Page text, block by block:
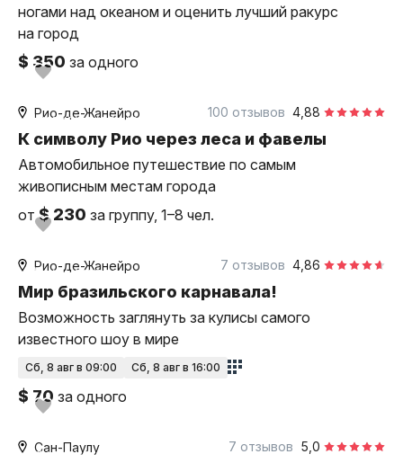
ногами над океаном и оценить лучший ракурс
на город
$ 350 за одного
индивидуальная
Рио-де-Жанейро 4,88
100 отзывов
К символу Рио через леса и фавелы
Автомобильное путешествие по самым
живописным местам города
от$ 230 за группу, 1–8 чел.
Мини-группа
Рио-де-Жанейро 4,86
7 отзывов
Мир бразильского карнавала!
Возможность заглянуть за кулисы самого
известного шоу в мире
сб, 8 авг в 09:00 сб, 8 авг в 16:00
$ 70 за одного
индивидуальная
Сан-Паулу 5,0
7 отзывов